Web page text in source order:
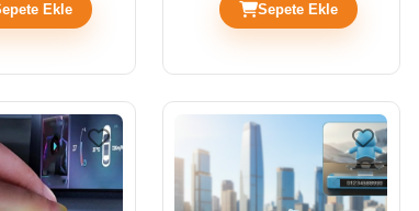
Ekle Sepete Ekle